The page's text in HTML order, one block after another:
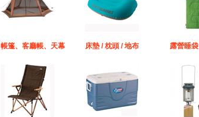
帳篷、客廳帳、天幕 床墊 / 枕頭 / 地布 露營睡袋